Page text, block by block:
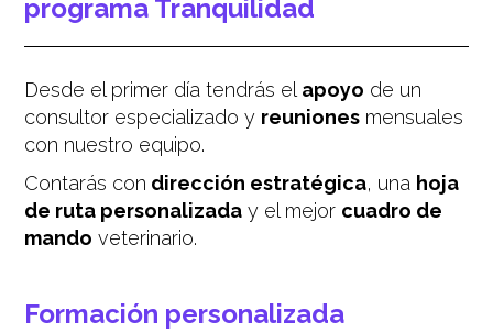
programa Tranquilidad
Desde el primer día tendrás el apoyo de un
consultor especializado y reuniones mensuales
con nuestro equipo.
Contarás con dirección estratégica, una hoja
de ruta personalizada y el mejor cuadro de
mando veterinario.
Formación personalizada